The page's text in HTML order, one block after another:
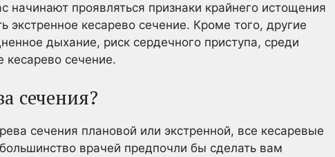
начинают проявляться признаки крайнего истощения
кесарево сечение. Кроме того, другие
дыхание, риск сердечного приступа, среди
кесарево сечение.
сечения?
сечения плановой или экстренной, все кесаревые
врачей предпочли бы сделать вам